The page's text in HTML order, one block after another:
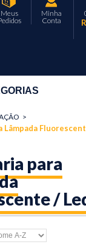
Meus
Minha
Conta
Lâmpada
PARA
Hermetica
>
Lâmpada
para
/